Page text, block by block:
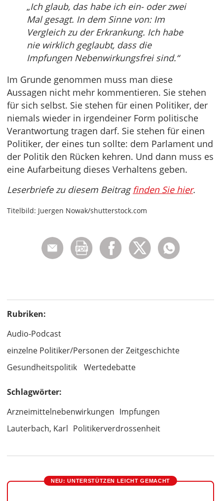
„Ich glaub, das habe ich ein- oder zwei
Mal gesagt. In dem Sinne von: Im
Vergleich zu der Erkrankung. Ich habe
nie wirklich geglaubt, dass die
Impfungen Nebenwirkungsfrei sind.“
Im Grunde genommen muss man diese
Aussagen nicht mehr kommentieren. Sie stehen
für sich selbst. Sie stehen für einen Politiker, der
niemals wieder in irgendeiner Form politische
Verantwortung tragen darf. Sie stehen für einen
Politiker, der eines tun sollte: dem Parlament und
der Politik den Rücken kehren. Und dann muss es
eine Aufarbeitung dieses Verhaltens geben.
Leserbriefe zu diesem Beitrag finden Sie hier.
Titelbild: Juergen Nowak/shutterstock.com
Rubriken:
Audio-Podcast
einzelne Politiker/Personen der Zeitgeschichte
Gesundheitspolitik
Wertedebatte
Schlagwörter:
Arzneimittelnebenwirkungen Impfungen
Lauterbach, Karl Politikerverdrossenheit
NEU: UNTERSTÜTZEN LEICHT GEMACHT